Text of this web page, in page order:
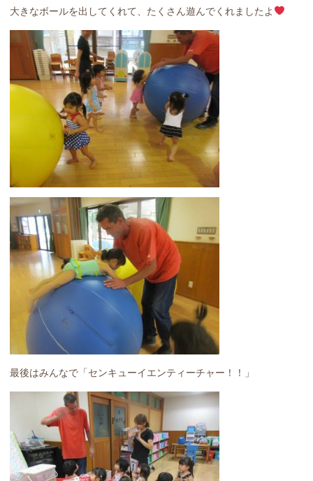
大きなボールを出してくれて、たくさん遊んでくれましたよ
最後はみんなで「センキューイエンティーチャー！！」